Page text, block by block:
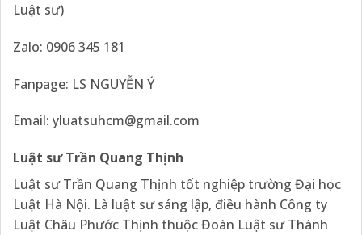
Luật sư)
Zalo: 0906 345 181
Fanpage: LS NGUYỄN Ý
Email: yluatsuhcm@gmail.com
Luật sư Trần Quang Thịnh
Luật sư Trần Quang Thịnh tốt nghiệp trường Đại học
Luật Hà Nội. Là luật sư sáng lập, điều hành Công ty
Luật Châu Phước Thịnh thuộc Đoàn Luật sư Thành